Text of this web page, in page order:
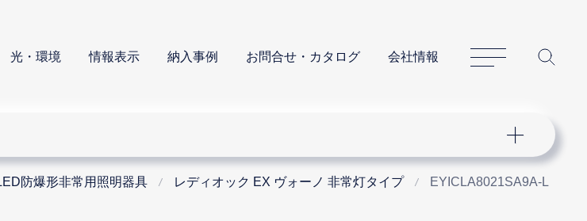
光・環境 情報表示 納入事例 お問合せ・カタログ 会社情報
サイトマップ
防爆形非常用照明器具 レディオック EX ヴォーノ 非常灯タイプ EYICLA8021SA9A-L